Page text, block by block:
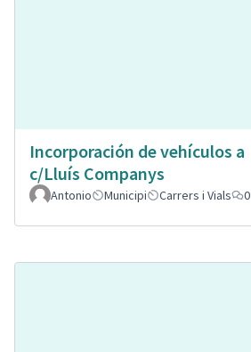
Incorporación de vehículos a
c/Lluís Companys
Antonio Municipi Carrers i Vials 0